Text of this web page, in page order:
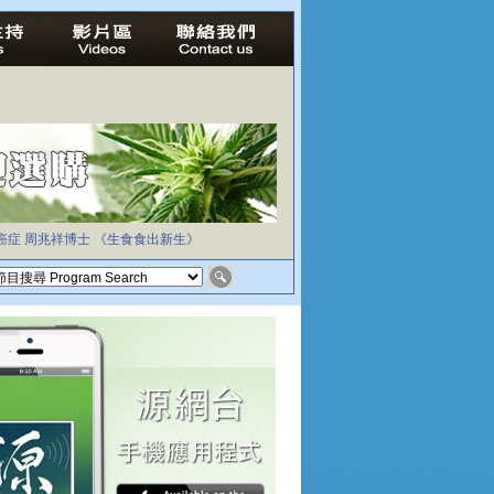
症 周兆祥博士 《生食食出新生》